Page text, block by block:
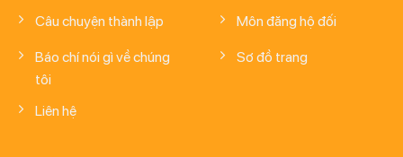
Câu chuyện thành lập
Báo chí nói gì về chúng
tôi
Liên hệ
Môn đăng hộ đối
Sơ đồ trang